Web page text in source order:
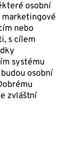
osobní
nebo
s cílem
systému
osobní
zvláštní